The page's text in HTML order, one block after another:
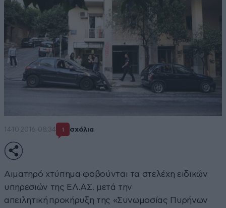
14·10·2016 08:34 1 σχόλια
Αιματηρό χτύπημα φοβούνται τα στελέχη ειδικών
υπηρεσιών της ΕΛ.ΑΣ. μετά την
απειλητική προκήρυξη της «Συνωμοσίας Πυρήνων